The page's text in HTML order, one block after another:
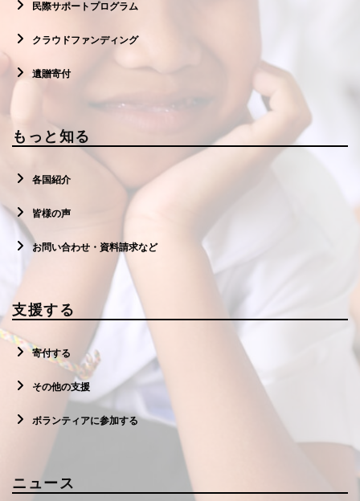
民際サポートプログラム
クラウドファンディング
遺贈寄付
もっと知る
各国紹介
皆様の声
お問い合わせ・資料請求など
支援する
寄付する
その他の支援
ボランティアに参加する
ニュース